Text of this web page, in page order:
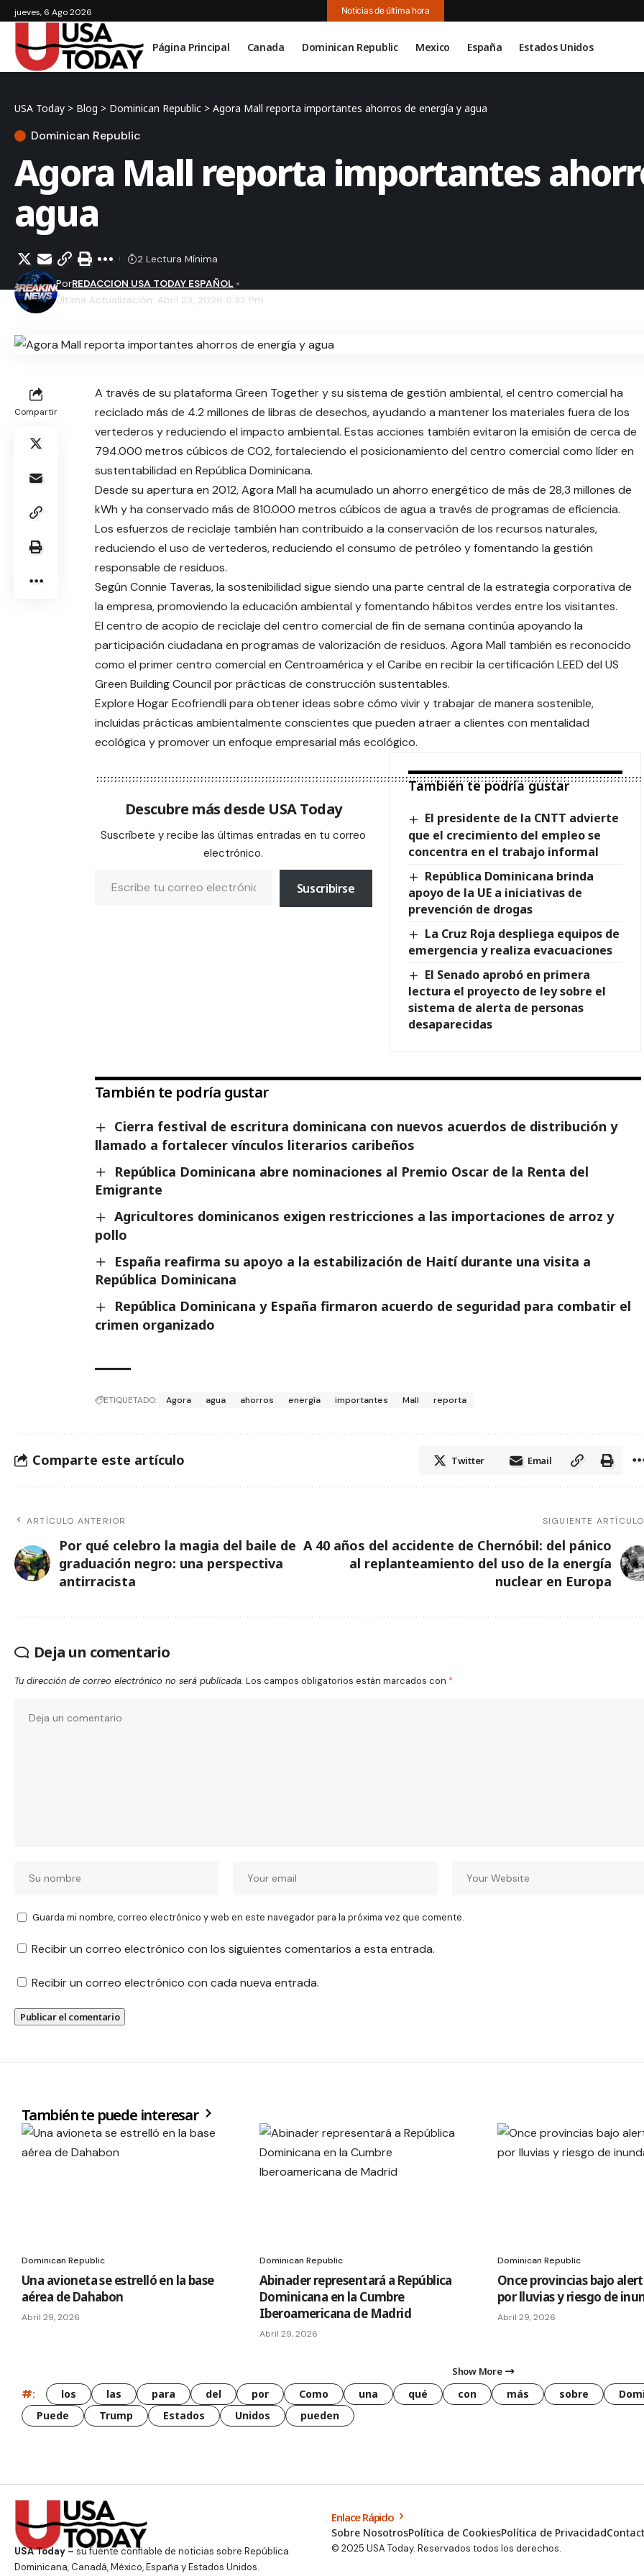
jueves, 6 Ago 2026 Noticias de última hora
Página Principal Canada Dominican Republic Mexico España Estados Unidos
USA Today > Blog > Dominican Republic > Agora Mall reporta importantes ahorros de energía y agua
Dominican Republic
Agora Mall reporta importantes
agua
Última Actualización: Abril 23, 2026 6:32 Pm
PorREDACCION USA TODAY ESPAÑOL
2 Lectura Mínima
Compartir
A través de su plataforma Green Together y su sistema de gestión ambiental, el centro comercial ha
reciclado más de 4.2 millones de libras de desechos, ayudando a mantener los materiales fuera de los
vertederos y reduciendo el impacto ambiental. Estas acciones también evitaron la emisión de cerca de
794.000 metros cúbicos de CO2, fortaleciendo el posicionamiento del centro comercial como líder en
sustentabilidad en República Dominicana.
Desde su apertura en 2012, Agora Mall ha acumulado un ahorro energético de más de 28,3 millones de
kWh y ha conservado más de 810.000 metros cúbicos de agua a través de programas de eficiencia.
Los esfuerzos de reciclaje también han contribuido a la conservación de los recursos naturales,
reduciendo el uso de vertederos, reduciendo el consumo de petróleo y fomentando la gestión
responsable de residuos.
Según Connie Taveras, la sostenibilidad sigue siendo una parte central de la estrategia corporativa de
la empresa, promoviendo la educación ambiental y fomentando hábitos verdes entre los visitantes.
El centro de acopio de reciclaje del centro comercial de fin de semana continúa apoyando la
participación ciudadana en programas de valorización de residuos. Agora Mall también es reconocido
como el primer centro comercial en Centroamérica y el Caribe en recibir la certificación LEED del US
Green Building Council por prácticas de construcción sustentables.
Explore Hogar Ecofriendli para obtener ideas sobre cómo vivir y trabajar de manera sostenible,
incluidas prácticas ambientalmente conscientes que pueden atraer a clientes con mentalidad
ecológica y promover un enfoque empresarial más ecológico.
También te podría gustar
El presidente de la CNTT advierte
que el crecimiento del empleo se
concentra en el trabajo informal
República Dominicana brinda
apoyo de la UE a iniciativas de
prevención de drogas
La Cruz Roja despliega equipos de
emergencia y realiza evacuaciones
El Senado aprobó en primera
lectura el proyecto de ley sobre el
sistema de alerta de personas
desaparecidas
Descubre más desde USA Today
Suscríbete y recibe las últimas entradas en tu correo
electrónico.
Suscribirse
También te podría gustar
Cierra festival de escritura dominicana con nuevos acuerdos de distribución y
llamado a fortalecer vínculos literarios caribeños
República Dominicana abre nominaciones al Premio Oscar de la Renta del
Emigrante
Agricultores dominicanos exigen restricciones a las importaciones de arroz y
pollo
España reafirma su apoyo a la estabilización de Haití durante una visita a
República Dominicana
República Dominicana y España firmaron acuerdo de seguridad para combatir el
crimen organizado
ETIQUETADO: Agora agua ahorros energía importantes Mall reporta
Comparte este artículo Twitter Email
ARTÍCULO ANTERIOR
Por qué celebro la magia del baile de
graduación negro: una perspectiva
antirracista
SIGUIENTE ARTÍCULO
A 40 años del accidente de Chernóbil: del pánico
al replanteamiento del uso de la energía
nuclear en Europa
Deja un comentario
Tu dirección de correo electrónico no será publicada. Los campos obligatorios están marcados con *
Guarda mi nombre, correo electrónico y web en este navegador para la próxima vez que comente.
Recibir un correo electrónico con los siguientes comentarios a esta entrada.
Recibir un correo electrónico con cada nueva entrada.
También te puede interesar
Dominican Republic
Una avioneta se estrelló en la base
aérea de Dahabon
Abril 29, 2026
Dominican Republic
Abinader representará a República
Dominicana en la Cumbre
Iberoamericana de Madrid
Abril 29, 2026
Dominican Republic
Once provincias bajo
por lluvias y riesgo de
Abril 29, 2026
Show More
#: los las para del por Como una qué con más sobre
Puede
Trump Estados Unidos pueden
USA Today – su fuente confiable de noticias sobre República
Dominicana, Canadá, México, España y Estados Unidos.
Enlace Rápido
Sobre NosotrosPolítica de CookiesPolítica de Privacidad
© 2025 USA Today. Reservados todos los derechos.